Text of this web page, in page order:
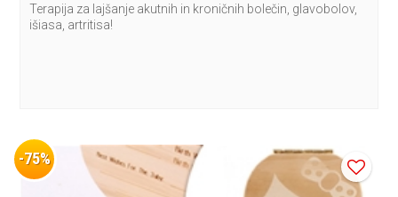
Terapija za lajšanje akutnih in kroničnih bolečin, glavobolov,
išiasa, artritisa!
-75%